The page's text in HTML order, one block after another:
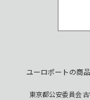
ユーロポートの商
東京都公安委員会